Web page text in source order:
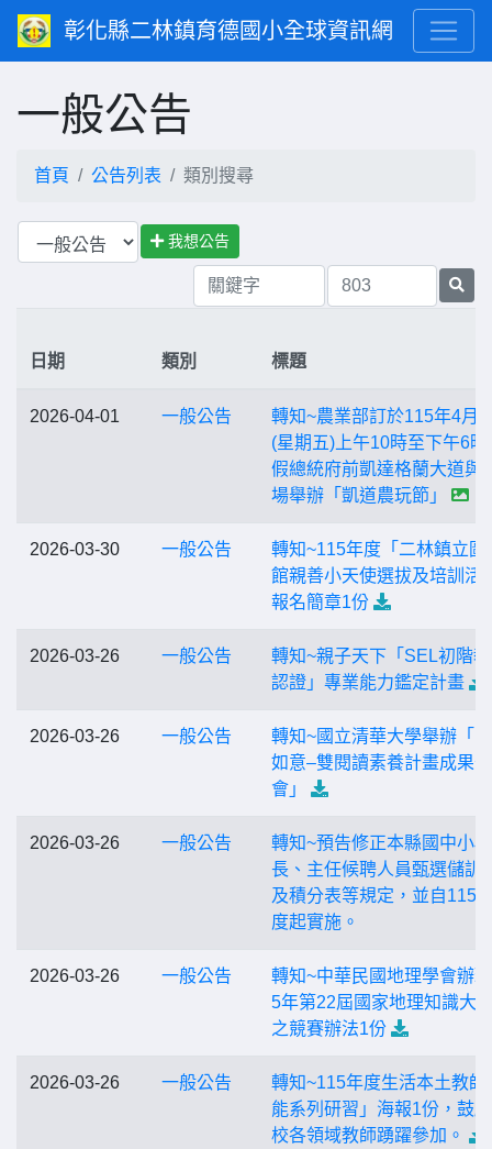
彰化縣二林鎮育德國小全球資訊網
一般公告
首頁 公告列表 類別搜尋
我想公告
日期 類別 標題
2026-04-01 一般公告
轉知~農業部訂於115年4月3
(星期五)上午10時至下午6時
假總統府前凱達格蘭大道與
場舉辦「凱道農玩節」
2026-03-30 一般公告
轉知~115年度「二林鎮立圖
館親善小天使選拔及培訓活
報名簡章1份
2026-03-26 一般公告
轉知~親子天下「SEL初階
認證」專業能力鑑定計畫
2026-03-26 一般公告
轉知~國立清華大學舉辦「
如意–雙閱讀素養計畫成果
會」
2026-03-26 一般公告
轉知~預告修正本縣國中小校
長、主任候聘人員甄選儲訓
及積分表等規定，並自115
度起實施。
2026-03-26 一般公告
轉知~中華民國地理學會辦
5年第22屆國家地理知識大
之競賽辦法1份
2026-03-26 一般公告
轉知~115年度生活本土教師
能系列研習」海報1份，鼓
校各領域教師踴躍參加。